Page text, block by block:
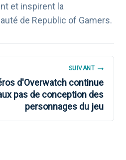
et inspirent la
de Republic of Gamers.
SUIVANT
d'Overwatch continue
pas de conception des
personnages du jeu